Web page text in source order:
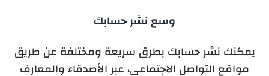
وسع نشر حسابك
يمكنك نشر حسابك بطرق سريعة ومختلفة عن طريق
مواقع التواصل الاجتماعي، عبر الأصدقاء والمعارف